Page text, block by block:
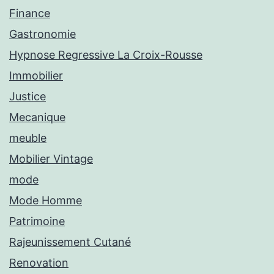
Finance
Gastronomie
Hypnose Regressive La Croix-Rousse
Immobilier
Justice
Mecanique
meuble
Mobilier Vintage
mode
Mode Homme
Patrimoine
Rajeunissement Cutané
Renovation